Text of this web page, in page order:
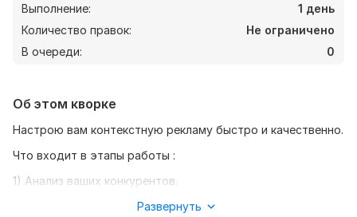
Выполнение:
1 день
Количество правок:
Не ограничено
В очереди:
0
Об этом кворке
Настрою вам контекстную рекламу быстро и качественно.
Что входит в этапы работы :
1) Анализ ваших конкурентов.
2) Сбор семантического ядра и подбор минус слов.
Развернуть